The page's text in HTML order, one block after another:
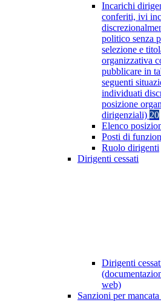
Incarichi
conferiti, ivi
politico senza
selezione e
organizzativa
pubblicare in
seguenti
individuati
posizione
dirigenziali) 20
Elenco
Posti di
Ruolo dirigenti
Dirigenti cessati
Dirigenti
web)
Sanzioni per